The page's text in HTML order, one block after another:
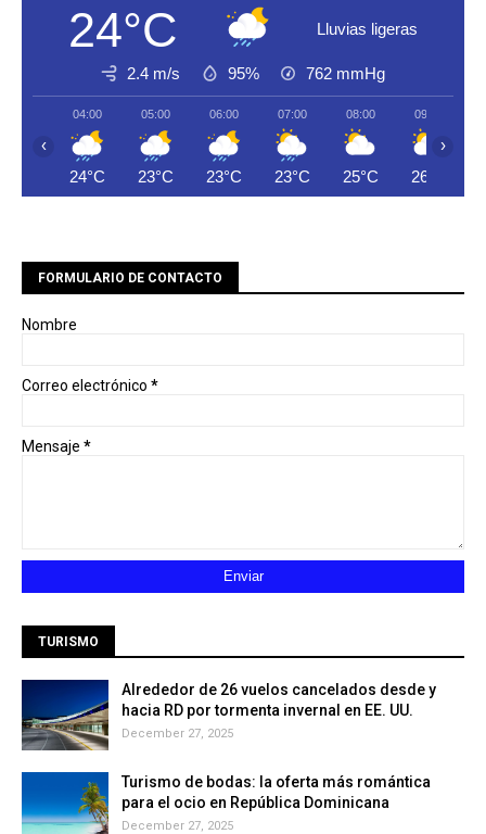
24°C Lluvias ligeras
2.4 m/s 95% 762 mmHg
04:00
24°C
05:00
23°C
06:00
23°C
07:00
23°C
08:00
25°C
09:00
26°C
‹ ›
FORMULARIO DE CONTACTO
Nombre
Correo electrónico *
Mensaje *
TURISMO
Alrededor de 26 vuelos cancelados desde y
hacia RD por tormenta invernal en EE. UU.
December 27, 2025
Turismo de bodas: la oferta más romántica
para el ocio en República Dominicana
December 27, 2025